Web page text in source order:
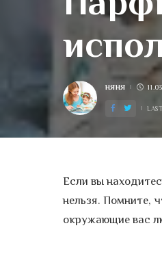
POSTED
НЯНЯ
Если вы
нельзя. Помните,
окружающие вас